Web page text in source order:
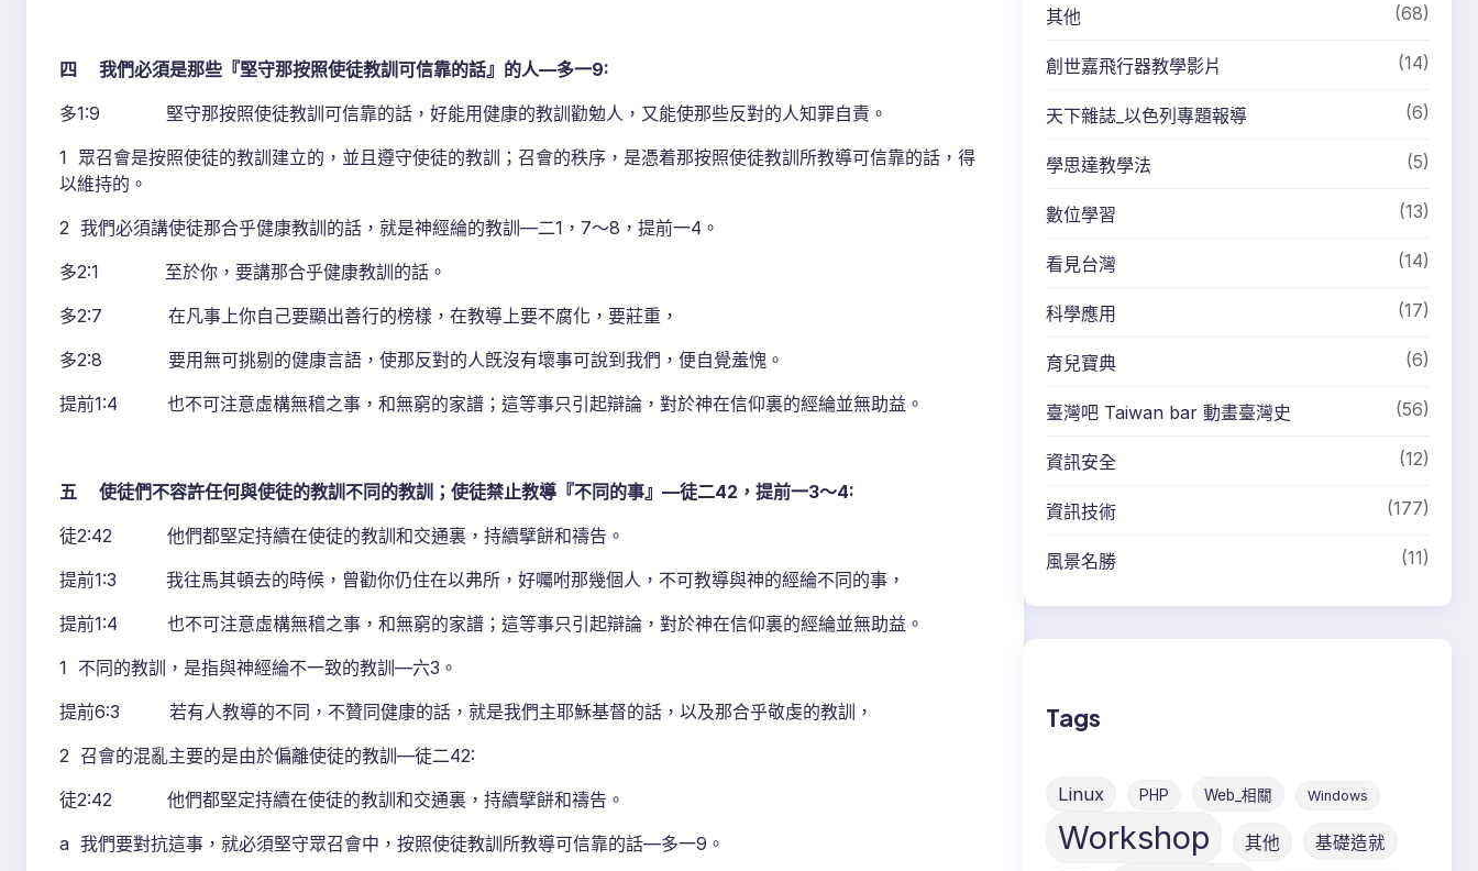
四 我們必須是那些『堅守那按照使徒教訓可信靠的話』的人—多一9:
多1:9 堅守那按照使徒教訓可信靠的話，好能用健康的教訓勸勉人，又能使那些反對的人知罪自責。
1 眾召會是按照使徒的教訓建立的，並且遵守使徒的教訓；召會的秩序，是憑着那按照使徒教訓所教導可信靠的話，得
以維持的。
2 我們必須講使徒那合乎健康教訓的話，就是神經綸的教訓—二1，7～8，提前一4。
多2:1 至於你，要講那合乎健康教訓的話。
多2:7 在凡事上你自己要顯出善行的榜樣，在教導上要不腐化，要莊重，
多2:8 要用無可挑剔的健康言語，使那反對的人旣沒有壞事可說到我們，便自覺羞愧。
提前1:4 也不可注意虛構無稽之事，和無窮的家譜；這等事只引起辯論，對於神在信仰裏的經綸並無助益。
五 使徒們不容許任何與使徒的教訓不同的教訓；使徒禁止教導『不同的事』—徒二42，提前一3～4:
徒2:42 他們都堅定持續在使徒的教訓和交通裏，持續擘餅和禱告。
提前1:3 我往馬其頓去的時候，曾勸你仍住在以弗所，好囑咐那幾個人，不可教導與神的經綸不同的事，
提前1:4 也不可注意虛構無稽之事，和無窮的家譜；這等事只引起辯論，對於神在信仰裏的經綸並無助益。
1 不同的教訓，是指與神經綸不一致的教訓—六3。
提前6:3 若有人教導的不同，不贊同健康的話，就是我們主耶穌基督的話，以及那合乎敬虔的教訓，
2 召會的混亂主要的是由於偏離使徒的教訓—徒二42:
徒2:42 他們都堅定持續在使徒的教訓和交通裏，持續擘餅和禱告。
a 我們要對抗這事，就必須堅守眾召會中，按照使徒教訓所教導可信靠的話—多一9。
其他 (68)
創世嘉飛行器教學影片 (14)
天下雜誌_以色列專題報導 (6)
學思達教學法 (5)
數位學習 (13)
看見台灣 (14)
科學應用 (17)
育兒寶典 (6)
臺灣吧 Taiwan bar 動畫臺灣史 (56)
資訊安全 (12)
資訊技術 (177)
風景名勝 (11)
Tags
Linux PHP Web_相關 Windows
Workshop 其他 基礎造就